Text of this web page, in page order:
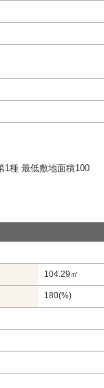
1種 最低敷地面積100
104.29㎡
180(%)